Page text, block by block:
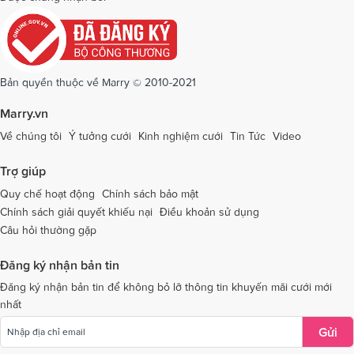
Dịch vụ cưới tại Quảng Ngãi
Dịch vụ cưới tại Quảng Ninh
Dịch vụ cưới tại Sóc Trăng Dịch vụ cưới tại Sơn La
Dịch vụ cưới tại Thái Bình Dịch vụ cưới tại Thanh Hóa
Dịch vụ cưới tại Thừa Thiên - Huế
Dịch vụ cưới tại An Giang Dịch vụ cưới tại Trà Vinh
Dịch vụ cưới tại Tuyên Quang
Dịch vụ cưới tại Bà Rịa - Vũng TàuDịch vụ cưới tại Bắc Giang
Dịch vụ cưới tại Bắc Kạn
Bản quyền thuộc về Marry © 2010-2021
Marry.vn
Về chúng tôi Ý tưởng cưới Kinh nghiệm cưới Tin Tức Video
Trợ giúp
Quy chế hoạt động
Chính sách bảo mật
Chính sách giải quyết khiếu nại Điều khoản sử dụng
Câu hỏi thường gặp
Đăng ký nhận bản tin
Đăng ký nhận bản tin để không bỏ lỡ thông tin khuyến mãi cưới mới
nhất
Gửi